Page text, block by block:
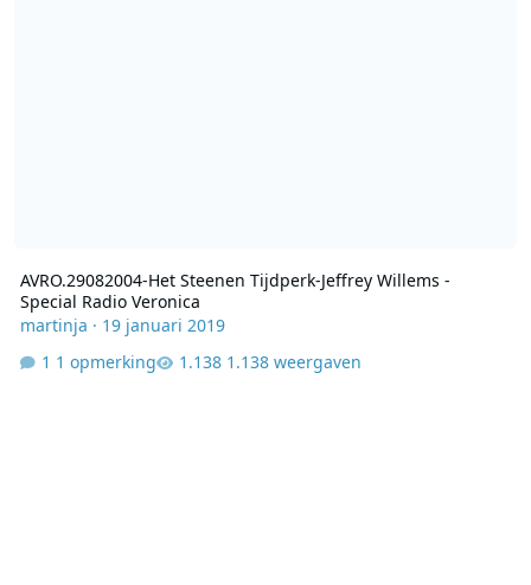
AVRO.29082004-Het Steenen Tijdperk-Jeffrey Willems -
Special Radio Veronica
martinja · 19 januari 2019
1 opmerking
1.138 weergaven